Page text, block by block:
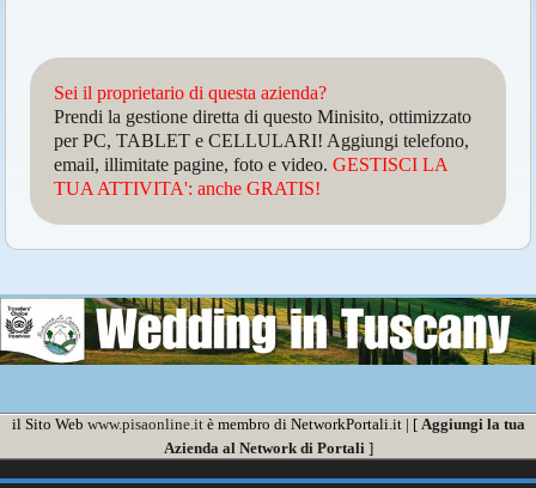
Sei il proprietario di questa azienda?
Prendi la gestione diretta di questo Minisito, ottimizzato
per PC, TABLET e CELLULARI! Aggiungi telefono,
email, illimitate pagine, foto e video.GESTISCI LA
TUA ATTIVITA': anche GRATIS!
il Sito Web www.pisaonline.itè membro di NetworkPortali.it | [ Aggiungi la tua
Azienda al Network di Portali ]